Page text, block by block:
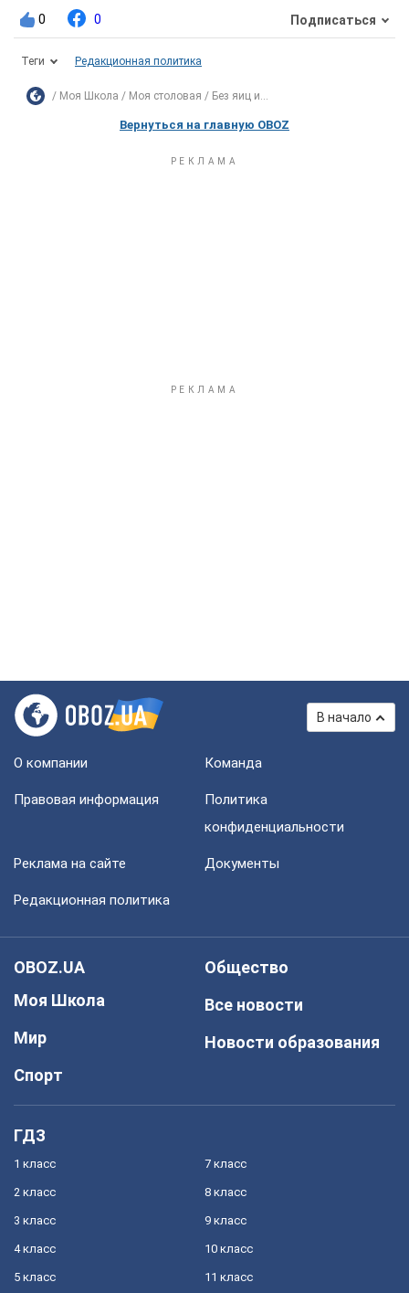
0 0 Подписаться
Теги Редакционная политика
Моя Школа Моя столовая Без яиц и...
Вернуться на главную OBOZ
В начало
О компании Команда
Правовая информация
Политика
конфиденциальности
Реклама на сайте Документы
Редакционная политика
OBOZ.UA
Моя Школа
Мир
Спорт
Общество
Все новости
Новости образования
ГДЗ
1 класс
2 класс
3 класс
4 класс
5 класс
7 класс
8 класс
9 класс
10 класс
11 класс